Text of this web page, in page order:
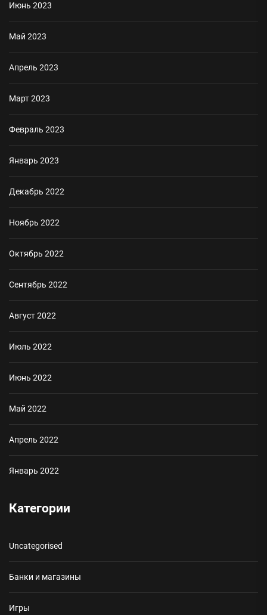
Июнь 2023
Май 2023
Апрель 2023
Март 2023
Февраль 2023
Январь 2023
Декабрь 2022
Ноябрь 2022
Октябрь 2022
Сентябрь 2022
Август 2022
Июль 2022
Июнь 2022
Май 2022
Апрель 2022
Январь 2022
Категории
Uncategorised
Банки и магазины
Игры